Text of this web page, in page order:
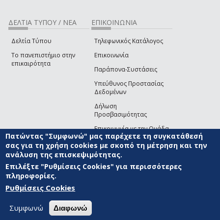
ΔΕΛΤΙΑ ΤΥΠΟΥ / ΝΕΑ
Δελτία Τύπου
Το πανεπιστήμιο στην
επικαιρότητα
ΕΠΙΚΟΙΝΩΝΙΑ
Τηλεφωνικός Κατάλογος
Επικοινωνία
Παράπονα-Συστάσεις
Υπεύθυνος Προστασίας
Δεδομένων
Δήλωση
Προσβασιμότητας
Επικοινωνία με την Ομάδα
Ανάπτυξης του site(link sends e-mail)
© ΠΑΝΕΠΙΣΤΗΜΙΟ ΑΙΓΑΙΟΥ ΟΡΟΙ ΧΡΗΣΗΣ
ΑΝΑΠΤΥΞΗΣ
Πατώντας "Συμφωνώ" μας παρέχετε τη συγκατάθεσή
σας για τη χρήση cookies με σκοπό τη μέτρηση και την
ανάλυση της επισκεψιμότητας.
Επιλέξτε "Ρυθμίσεις Cookies" για περισσότερες
πληροφορίες.
Ρυθμίσεις Cookies
Συμφωνώ Διαφωνώ